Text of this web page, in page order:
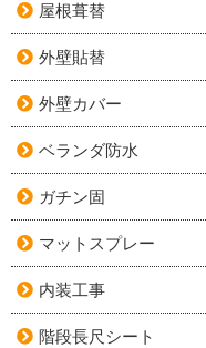
屋根葺替
外壁貼替
外壁カバー
ベランダ防水
ガチン固
マットスプレー
内装工事
階段長尺シート